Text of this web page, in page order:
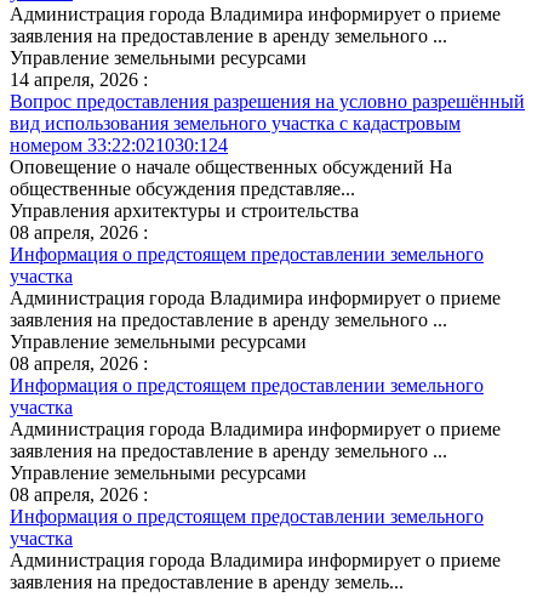
Администрация города Владимира информирует о приеме
заявления на предоставление в аренду земельного ...
Управление земельными ресурсами
14 апреля, 2026 :
Вопрос предоставления разрешения на условно разрешённый
вид использования земельного участка с кадастровым
номером 33:22:021030:124
Оповещение о начале общественных обсуждений На
общественные обсуждения представляе...
Управления архитектуры и строительства
08 апреля, 2026 :
Информация о предстоящем предоставлении земельного
участка
Администрация города Владимира информирует о приеме
заявления на предоставление в аренду земельного ...
Управление земельными ресурсами
08 апреля, 2026 :
Информация о предстоящем предоставлении земельного
участка
Администрация города Владимира информирует о приеме
заявления на предоставление в аренду земельного ...
Управление земельными ресурсами
08 апреля, 2026 :
Информация о предстоящем предоставлении земельного
участка
Администрация города Владимира информирует о приеме
заявления на предоставление в аренду земель...